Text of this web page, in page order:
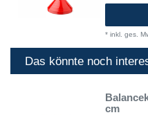
* inkl. ges.
Das könnte noch
cm